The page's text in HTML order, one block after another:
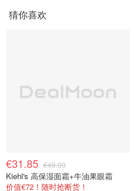
猜你喜欢
€31.85 €49.00
Kiehl's 高保湿面霜+牛油果眼霜
价值€72！随时抢断货！